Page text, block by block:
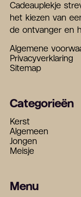
Cadeauplekje
het kiezen van
de ontvanger en
Algemene
Privacyverklaring
Sitemap
Categorieën
Kerst
Algemeen
Jongen
Meisje
Menu